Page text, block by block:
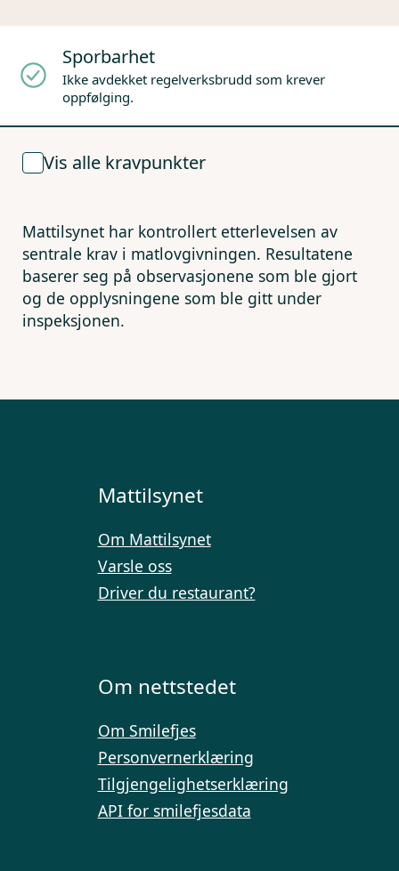
Sporbarhet
Ikke avdekket regelverksbrudd som krever
oppfølging.
Vis alle kravpunkter
Mattilsynet har kontrollert etterlevelsen av
sentrale krav i matlovgivningen. Resultatene
baserer seg på observasjonene som ble gjort
og de opplysningene som ble gitt under
inspeksjonen.
Mattilsynet
Om Mattilsynet
Varsle oss
Driver du restaurant?
Om nettstedet
Om Smilefjes
Personvernerklæring
Tilgjengelighetserklæring
API for smilefjesdata